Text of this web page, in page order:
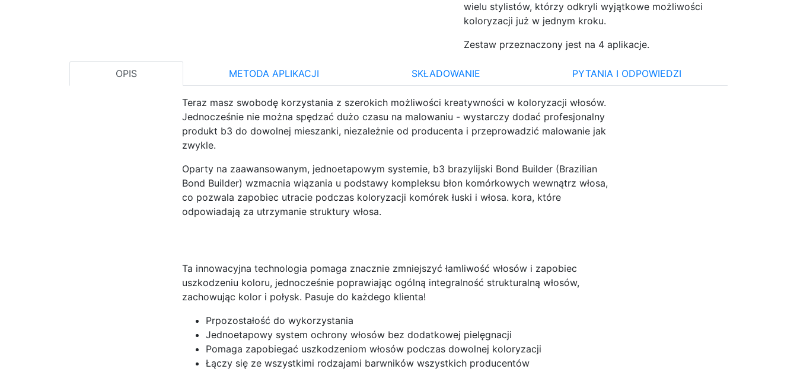
wielu stylistów, którzy odkryli wyjątkowe możliwości
koloryzacji już w jednym kroku.
Zestaw przeznaczony jest na 4 aplikacje.
OPIS METODA APLIKACJI SKŁADOWANIE PYTANIA I ODPOWIEDZI
Teraz masz swobodę korzystania z szerokich możliwości kreatywności w koloryzacji włosów.
Jednocześnie nie można spędzać dużo czasu na malowaniu - wystarczy dodać profesjonalny
produkt b3 do dowolnej mieszanki, niezależnie od producenta i przeprowadzić malowanie jak
zwykle.
Oparty na zaawansowanym, jednoetapowym systemie, b3 brazylijski Bond Builder (Brazilian
Bond Builder) wzmacnia wiązania u podstawy kompleksu błon komórkowych wewnątrz włosa,
co pozwala zapobiec utracie podczas koloryzacji komórek łuski i włosa. kora, które
odpowiadają za utrzymanie struktury włosa.
Ta innowacyjna technologia pomaga znacznie zmniejszyć łamliwość włosów i zapobiec
uszkodzeniu koloru, jednocześnie poprawiając ogólną integralność strukturalną włosów,
zachowując kolor i połysk. Pasuje do każdego klienta!
Prpozostałość do wykorzystania
Jednoetapowy system ochrony włosów bez dodatkowej pielęgnacji
Pomaga zapobiegać uszkodzeniom włosów podczas dowolnej koloryzacji
Łączy się ze wszystkimi rodzajami barwników wszystkich producentów